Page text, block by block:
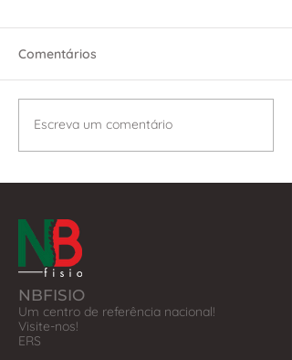
Comentários
Escreva um comentário
NBFISIO
Um centro de referência nacional!
Visite-nos!
​ERS